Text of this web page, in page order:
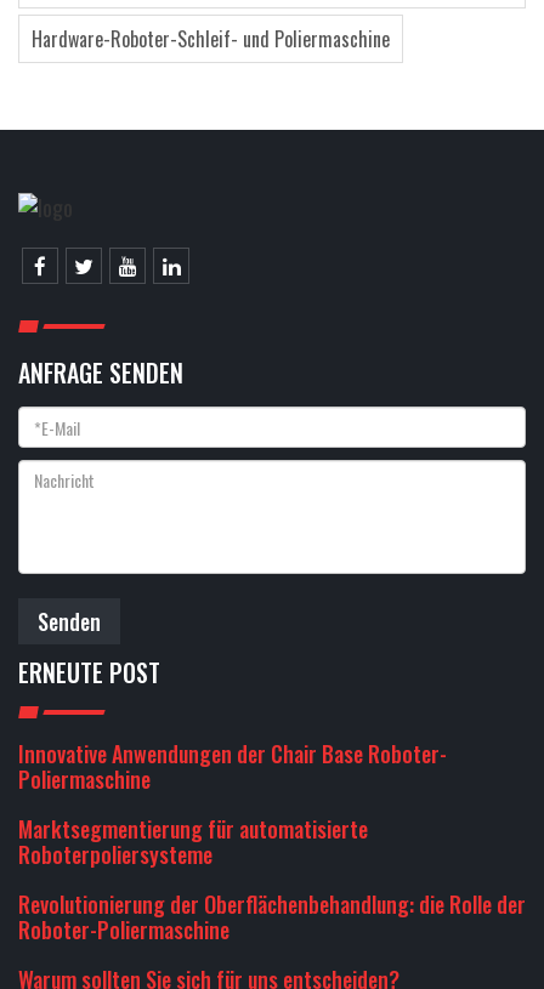
Hardware-Roboter-Schleif- und Poliermaschine
ANFRAGE SENDEN
Senden
ERNEUTE POST
Innovative Anwendungen der Chair Base Roboter-
Poliermaschine
Marktsegmentierung für automatisierte
Roboterpoliersysteme
Revolutionierung der Oberflächenbehandlung: die Rolle der
Roboter-Poliermaschine
Warum sollten Sie sich für uns entscheiden?